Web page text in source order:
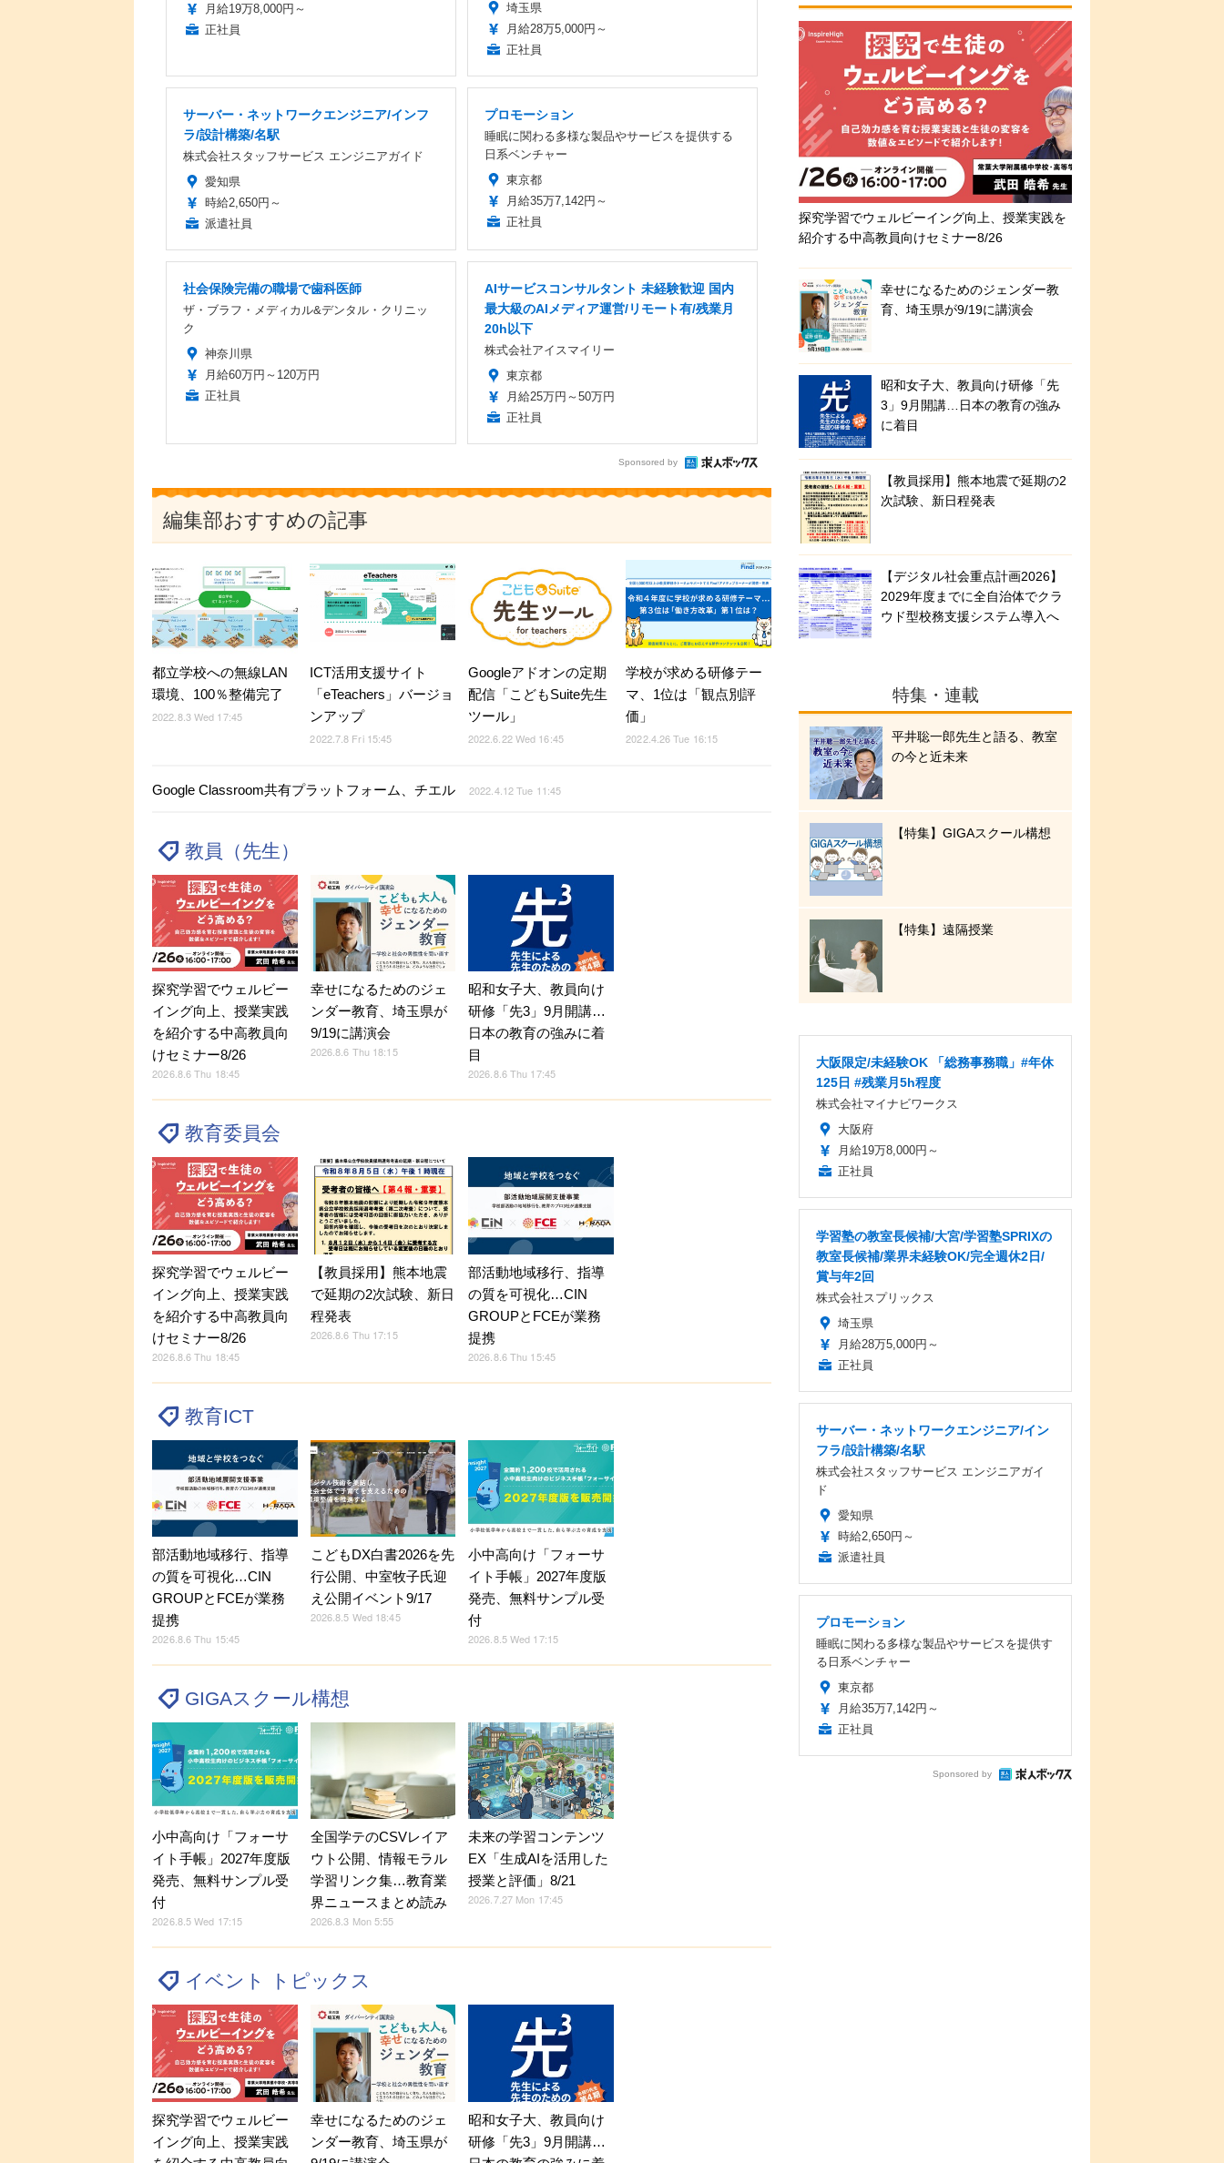
月給19万8,000円～
正社員
埼玉県
月給28万5,000円～
正社員
サーバー・ネットワークエンジニア/インフ
ラ/設計構築/名駅
株式会社スタッフサービス エンジニアガイド
愛知県
時給2,650円～
派遣社員
プロモーション
睡眠に関わる多様な製品やサービスを提供する
日系ベンチャー
東京都
月給35万7,142円～
正社員
社会保険完備の職場で歯科医師
ザ・ブラフ・メディカル&デンタル・クリニッ
ク
神奈川県
月給60万円～120万円
正社員
AIサービスコンサルタント 未経験歓迎 国内
最大級のAIメディア運営/リモート有/残業月
20h以下
株式会社アイスマイリー
東京都
月給25万円～50万円
正社員
Sponsored by
編集部おすすめの記事
都立学校への無線LAN
環境、100％整備完了
2022.8.3 Wed 17:45
ICT活用支援サイト
「eTeachers」バージョ
ンアップ
2022.7.8 Fri 15:45
Googleアドオンの定期
配信「こどもSuite先生
ツール」
2022.6.22 Wed 16:45
学校が求める研修テー
マ、1位は「観点別評
価」
2022.4.26 Tue 16:15
Google Classroom共有プラットフォーム、チエル 2022.4.12 Tue 11:45
教員（先生）
探究学習でウェルビー
イング向上、授業実践
を紹介する中高教員向
けセミナー8/26
2026.8.6 Thu 18:45
幸せになるためのジェ
ンダー教育、埼玉県が
9/19に講演会
2026.8.6 Thu 18:15
昭和女子大、教員向け
研修「先3」9月開講…
日本の教育の強みに着
目
2026.8.6 Thu 17:45
教育委員会
探究学習でウェルビー
イング向上、授業実践
を紹介する中高教員向
けセミナー8/26
2026.8.6 Thu 18:45
【教員採用】熊本地震
で延期の2次試験、新日
程発表
2026.8.6 Thu 17:15
部活動地域移行、指導
の質を可視化…CIN
GROUPとFCEが業務
提携
2026.8.6 Thu 15:45
教育ICT
部活動地域移行、指導
の質を可視化…CIN
GROUPとFCEが業務
提携
2026.8.6 Thu 15:45
こどもDX白書2026を先
行公開、中室牧子氏迎
え公開イベント9/17
2026.8.5 Wed 18:45
小中高向け「フォーサ
イト手帳」2027年度版
発売、無料サンプル受
付
2026.8.5 Wed 17:15
GIGAスクール構想
小中高向け「フォーサ
イト手帳」2027年度版
発売、無料サンプル受
付
2026.8.5 Wed 17:15
全国学テのCSVレイア
ウト公開、情報モラル
学習リンク集…教育業
界ニュースまとめ読み
2026.8.3 Mon 5:55
未来の学習コンテンツ
EX「生成AIを活用した
授業と評価」8/21
2026.7.27 Mon 17:45
イベント トピックス
探究学習でウェルビー
イング向上、授業実践
幸せになるためのジェ
ンダー教育、埼玉県が
昭和女子大、教員向け
研修「先3」9月開講…
探究学習でウェルビーイング向上、授業実践を
紹介する中高教員向けセミナー8/26
幸せになるためのジェンダー教
育、埼玉県が9/19に講演会
昭和女子大、教員向け研修「先
3」9月開講…日本の教育の強み
に着目
【教員採用】熊本地震で延期の2
次試験、新日程発表
【デジタル社会重点計画2026】
2029年度までに全自治体でクラ
ウド型校務支援システム導入へ
特集・連載
平井聡一郎先生と語る、教室
の今と近未来
【特集】GIGAスクール構想
【特集】遠隔授業
大阪限定/未経験OK 「総務事務職」#年休
125日 #残業月5h程度
株式会社マイナビワークス
大阪府
月給19万8,000円～
正社員
学習塾の教室長候補/大宮/学習塾SPRIXの
教室長候補/業界未経験OK/完全週休2日/
賞与年2回
株式会社スプリックス
埼玉県
月給28万5,000円～
正社員
サーバー・ネットワークエンジニア/イン
フラ/設計構築/名駅
株式会社スタッフサービス エンジニアガイ
ド
愛知県
時給2,650円～
派遣社員
プロモーション
睡眠に関わる多様な製品やサービスを提供す
る日系ベンチャー
東京都
月給35万7,142円～
正社員
Sponsored by